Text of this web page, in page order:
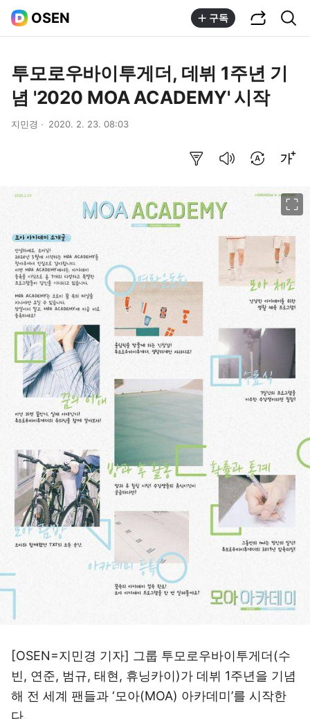
OSEN 구독
투모로우바이투게더, 데뷔 1주년 기
념 '2020 MOA ACADEMY' 시작
지민경 2020. 2. 23. 08:03
[OSEN=지민경 기자] 그룹 투모로우바이투게더(수
빈, 연준, 범규, 태현, 휴닝카이)가 데뷔 1주년을 기념
해 전 세계 팬들과 ‘모아(MOA) 아카데미’를 시작한
다.